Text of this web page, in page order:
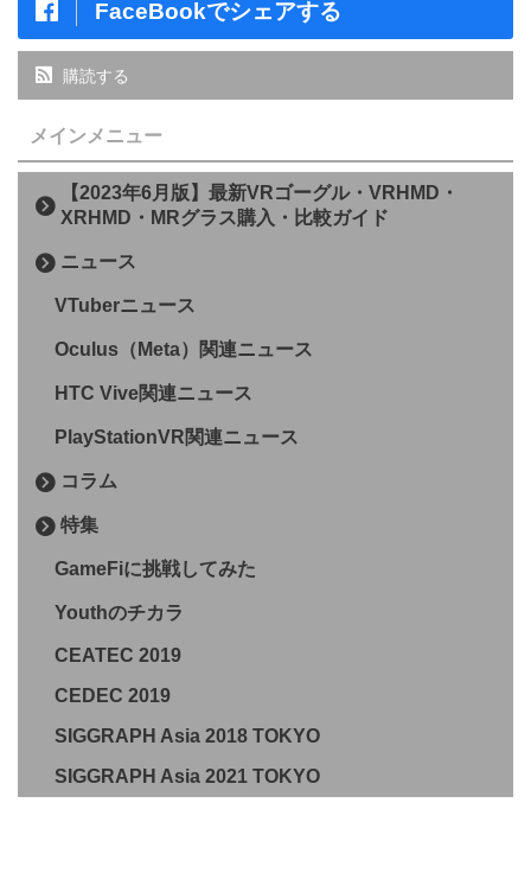
FaceBookでシェアする
購読する
メインメニュー
【2023年6月版】最新VRゴーグル・VRHMD・
XRHMD・MRグラス購入・比較ガイド
ニュース
VTuberニュース
Oculus（Meta）関連ニュース
HTC Vive関連ニュース
PlayStationVR関連ニュース
コラム
特集
GameFiに挑戦してみた
Youthのチカラ
CEATEC 2019
CEDEC 2019
SIGGRAPH Asia 2018 TOKYO
SIGGRAPH Asia 2021 TOKYO